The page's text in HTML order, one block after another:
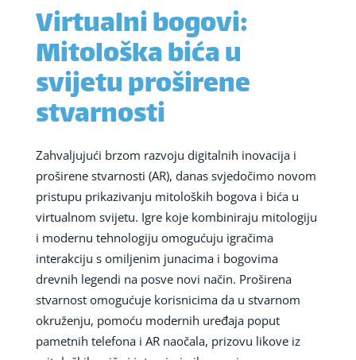
Virtualni bogovi:
Mitološka bića u
svijetu proširene
stvarnosti
Zahvaljujući brzom razvoju digitalnih inovacija i
proširene stvarnosti (AR), danas svjedočimo novom
pristupu prikazivanju mitoloških bogova i bića u
virtualnom svijetu. Igre koje kombiniraju mitologiju
i modernu tehnologiju omogućuju igračima
interakciju s omiljenim junacima i bogovima
drevnih legendi na posve novi način. Proširena
stvarnost omogućuje korisnicima da u stvarnom
okruženju, pomoću modernih uređaja poput
pametnih telefona i AR naočala, prizovu likove iz